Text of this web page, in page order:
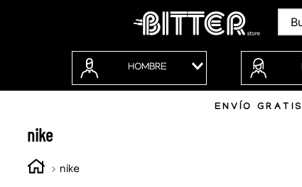
HOMBRE
ENVÍO
nike
nike